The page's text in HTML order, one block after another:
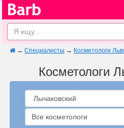
→ Специалисты → Косметологи
Косметологи
Все косметологи